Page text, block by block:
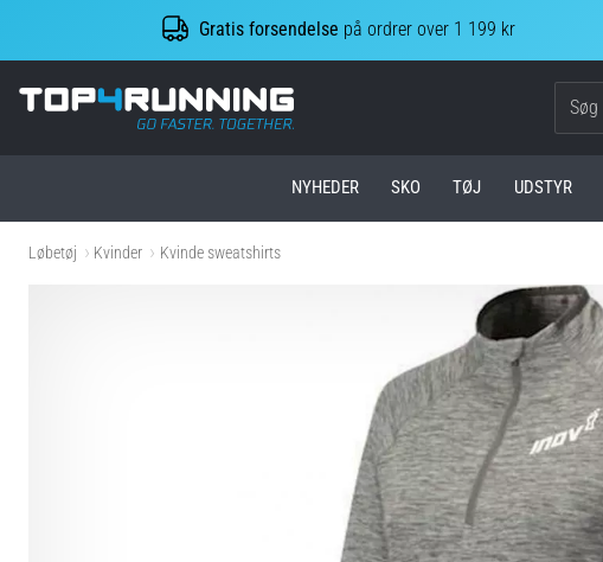
Gratis forsendelse på ordrer over 1 199 kr
Top4Running.dk
NYHEDER SKO TØJ UDSTYR
Løbetøj Kvinder Kvinde sweatshirts